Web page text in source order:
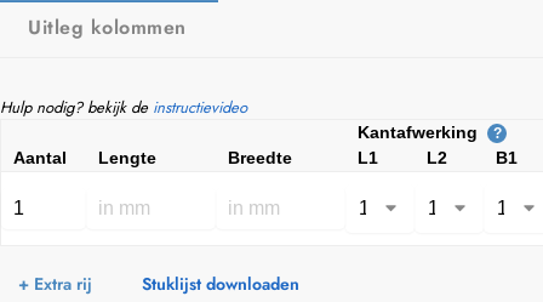
Uitleg kolommen
Hulp nodig? bekijk de instructievideo
Kantafwerking ?
Aantal Lengte Breedte L1 L2 B1
+ Extra rij Stuklijst downloaden